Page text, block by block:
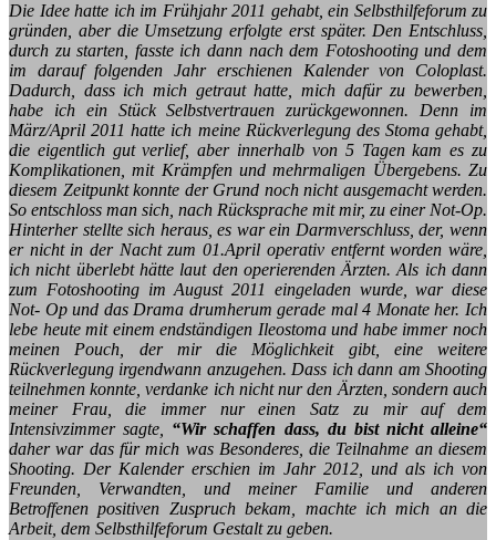
Die Idee hatte ich im Frühjahr 2011 gehabt, ein Selbsthilfeforum zu
gründen, aber die Umsetzung erfolgte erst später. Den Entschluss,
durch zu starten, fasste ich dann nach dem Fotoshooting und dem
im darauf folgenden Jahr erschienen Kalender von Coloplast.
Dadurch, dass ich mich getraut hatte, mich dafür zu bewerben,
habe ich ein Stück Selbstvertrauen zurückgewonnen. Denn im
März/April 2011 hatte ich meine Rückverlegung des Stoma gehabt,
die eigentlich gut verlief, aber innerhalb von 5 Tagen kam es zu
Komplikationen, mit Krämpfen und mehrmaligen Übergebens. Zu
diesem Zeitpunkt konnte der Grund noch nicht ausgemacht werden.
So entschloss man sich, nach Rücksprache mit mir, zu einer Not-Op.
Hinterher stellte sich heraus, es war ein Darmverschluss, der, wenn
er nicht in der Nacht zum 01.April operativ entfernt worden wäre,
ich nicht überlebt hätte laut den operierenden Ärzten. Als ich dann
zum Fotoshooting im August 2011 eingeladen wurde, war diese
Not- Op und das Drama drumherum gerade mal 4 Monate her. Ich
lebe heute mit einem endständigen Ileostoma und habe immer noch
meinen Pouch, der mir die Möglichkeit gibt, eine weitere
Rückverlegung irgendwann anzugehen. Dass ich dann am Shooting
teilnehmen konnte, verdanke ich nicht nur den Ärzten, sondern auch
meiner Frau, die immer nur einen Satz zu mir auf dem
Intensivzimmer sagte, “Wir schaffen dass, du bist nicht alleine“
daher war das für mich was Besonderes, die Teilnahme an diesem
Shooting. Der Kalender erschien im Jahr 2012, und als ich von
Freunden, Verwandten, und meiner Familie und anderen
Betroffenen positiven Zuspruch bekam, machte ich mich an die
Arbeit, dem Selbsthilfeforum Gestalt zu geben.